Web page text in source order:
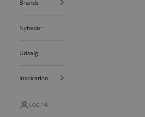
Brands
Nyheder
Udsalg
Inspiration
LOG PÅ